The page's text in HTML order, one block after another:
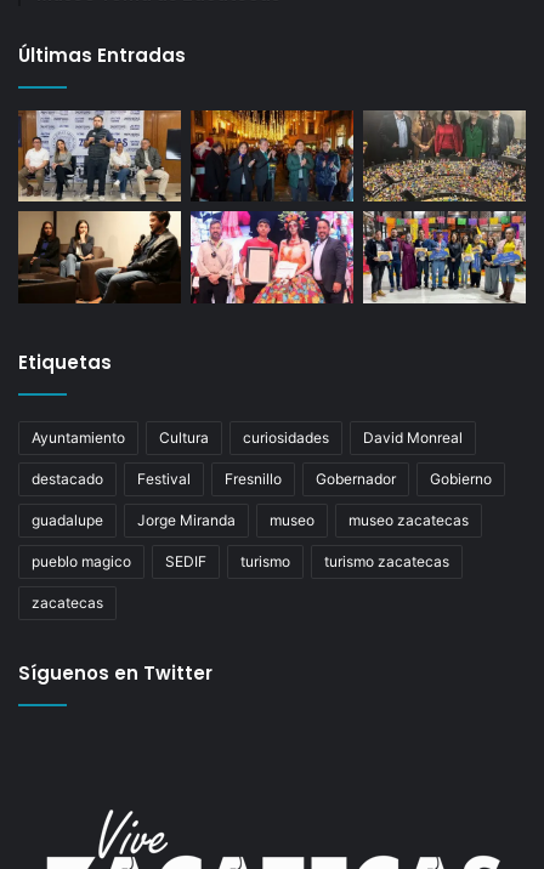
Últimas Entradas
Etiquetas
Ayuntamiento Cultura curiosidades David Monreal
destacado Festival Fresnillo Gobernador Gobierno
guadalupe Jorge Miranda museo museo zacatecas
pueblo magico SEDIF turismo turismo zacatecas
zacatecas
Síguenos en Twitter